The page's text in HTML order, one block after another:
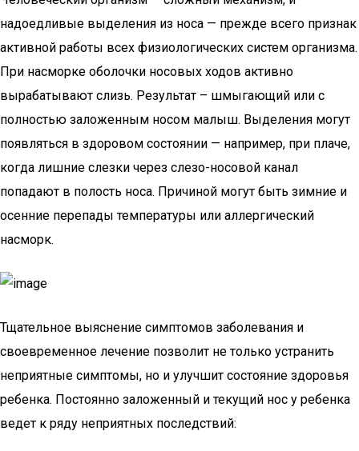
надоедливые выделения из носа — прежде всего признак
активной работы всех физиологических систем организма.
При насморке оболочки носовых ходов активно
вырабатывают слизь. Результат – шмыгающий или с
полностью заложенным носом малыш. Выделения могут
появляться в здоровом состоянии — например, при плаче,
когда лишние слезки через слезо-носовой канал
попадают в полость носа. Причиной могут быть зимние и
осенние перепады температуры или аллергический
насморк.
Тщательное выяснение симптомов заболевания и
своевременное лечение позволит не только устранить
неприятные симптомы, но и улучшит состояние здоровья
ребенка. Постоянно заложенный и текущий нос у ребенка
ведет к ряду неприятных последствий: